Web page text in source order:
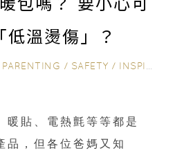
包嗎？ 要小心可
低溫燙傷」？
PARENTING / SAFETY / INSPIRATION & LIFESTYLE
暖貼、電熱氈等等都是
品，但各位爸媽又知